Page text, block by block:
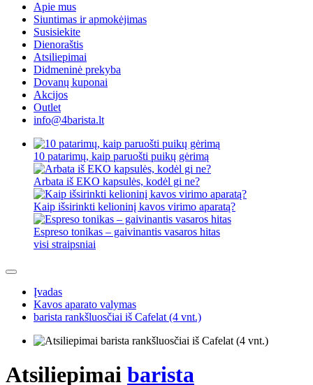
Apie mus
Siuntimas ir apmokėjimas
Susisiekite
Dienoraštis
Atsiliepimai
Didmeninė prekyba
Dovanų kuponai
Akcijos
Outlet
info@4barista.lt
10 patarimų, kaip paruošti puikų gėrimą
Arbata iš EKO kapsulės, kodėl gi ne?
Kaip išsirinkti kelioninį kavos virimo aparatą?
Espreso tonikas – gaivinantis vasaros hitas
visi straipsniai
Įvadas
Kavos aparato valymas
barista rankšluosčiai iš Cafelat (4 vnt.)
Atsiliepimai barista